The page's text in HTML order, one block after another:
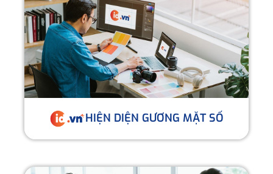
HIỆN DIỆN GƯƠNG MẶT SỐ